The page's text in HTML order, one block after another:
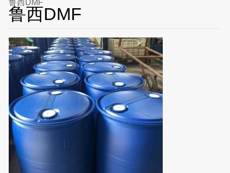
鲁西DMF
鲁西DMF